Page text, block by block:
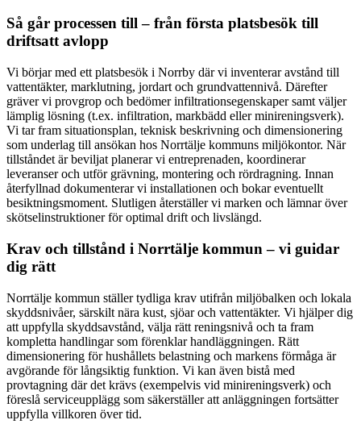
Så går processen till – från första platsbesök till
driftsatt avlopp
Vi börjar med ett platsbesök i Norrby där vi inventerar avstånd till
vattentäkter, marklutning, jordart och grundvattennivå. Därefter
gräver vi provgrop och bedömer infiltrationsegenskaper samt väljer
lämplig lösning (t.ex. infiltration, markbädd eller minireningsverk).
Vi tar fram situationsplan, teknisk beskrivning och dimensionering
som underlag till ansökan hos Norrtälje kommuns miljökontor. När
tillståndet är beviljat planerar vi entreprenaden, koordinerar
leveranser och utför grävning, montering och rördragning. Innan
återfyllnad dokumenterar vi installationen och bokar eventuellt
besiktningsmoment. Slutligen återställer vi marken och lämnar över
skötselinstruktioner för optimal drift och livslängd.
Krav och tillstånd i Norrtälje kommun – vi guidar
dig rätt
Norrtälje kommun ställer tydliga krav utifrån miljöbalken och lokala
skyddsnivåer, särskilt nära kust, sjöar och vattentäkter. Vi hjälper dig
att uppfylla skyddsavstånd, välja rätt reningsnivå och ta fram
kompletta handlingar som förenklar handläggningen. Rätt
dimensionering för hushållets belastning och markens förmåga är
avgörande för långsiktig funktion. Vi kan även bistå med
provtagning där det krävs (exempelvis vid minireningsverk) och
föreslå serviceupplägg som säkerställer att anläggningen fortsätter
uppfylla villkoren över tid.